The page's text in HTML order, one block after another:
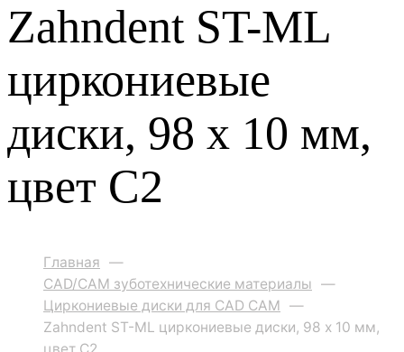
Zahndent ST-ML
циркониевые
диски, 98 х 10 мм,
цвет C2
Главная —
CAD/CAM зуботехнические материалы —
Циркониевые диски для CAD CAM —
Zahndent ST-ML циркониевые диски, 98 х 10 мм,